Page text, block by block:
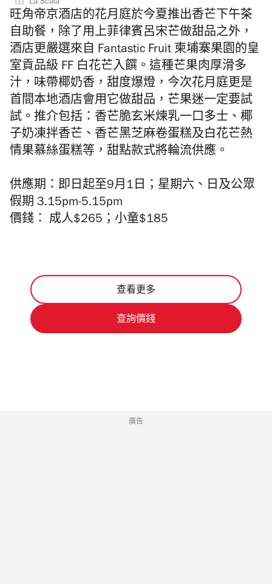
La Scala
旺角帝京酒店的花月庭於今夏推出香芒下午茶
自助餐，除了用上菲律賓呂宋芒做甜品之外，
酒店更嚴選來自 Fantastic Fruit 柬埔寨果園的皇
室貢品級 FF 白花芒入饌。這種芒果肉厚滑多
汁， 味帶椰奶香，甜度爆燈，今次花月庭更是
首間本地酒店會用它做甜品，芒果迷一定要試
試。推介包括：香芒脆玄米煉乳一口多士、椰
子奶凍拌香芒、香芒黑芝麻卷蛋糕及白花芒熱
情果慕絲蛋糕等，甜點款式將輪流供應。
供應期：即日起至9月1日；星期六、日及公眾
假期 3.15pm-5.15pm
價錢： 成人$265；小童$185
查看更多
查詢價錢
廣告